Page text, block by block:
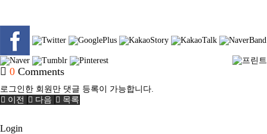
0 Comments
로그인한 회원만 댓글 등록이 가능합니다.
이전
다음 목록
Login